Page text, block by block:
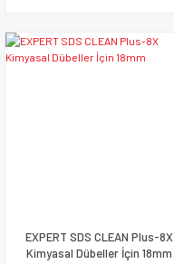
EXPERT SDS CLEAN Plus-8X
Kimyasal Dübeller İçin 18mm